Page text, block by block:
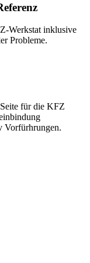
Werkstat inklusive
Probleme.
für die KFZ
Vorfürhrungen.